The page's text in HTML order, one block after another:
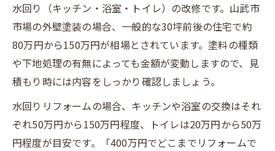
水回り（キッチン・浴室・トイレ）の改修です。山武市
市場の外壁塗装の場合、一般的な30坪前後の住宅で約
80万円から150万円が相場とされています。塗料の種類
や下地処理の有無によっても金額が変動しますので、見
積もり時には内容をしっかり確認しましょう。
水回りリフォームの場合、キッチンや浴室の交換はそれ
ぞれ50万円から150万円程度、トイレは20万円から50万
円程度が目安です。「400万円でどこまでリフォームで